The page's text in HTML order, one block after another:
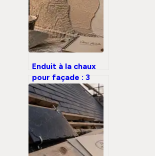
de 15%
Enduit à la chaux
pour façade : 3
couches et 1
secret pour éviter
les fissures